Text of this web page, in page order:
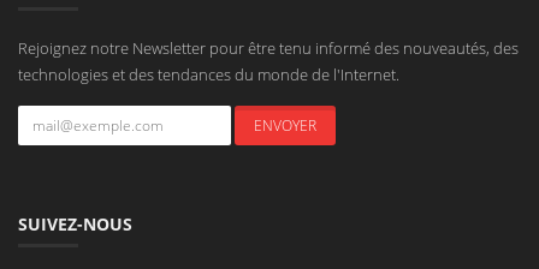
Rejoignez notre Newsletter pour être tenu informé des nouveautés, des
technologies et des tendances du monde de l'Internet.
SUIVEZ-NOUS